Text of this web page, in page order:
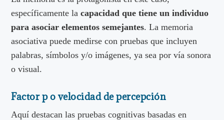
específicamente lacapacidad que tiene un individuo
para asociar elementos semejantes. La memoria
asociativa puede medirse con pruebas que incluyen
palabras, símbolos y/o imágenes, ya sea por vía sonora
o visual.
Factor p o velocidad de percepción
Aquí destacan las pruebas cognitivas basadas en